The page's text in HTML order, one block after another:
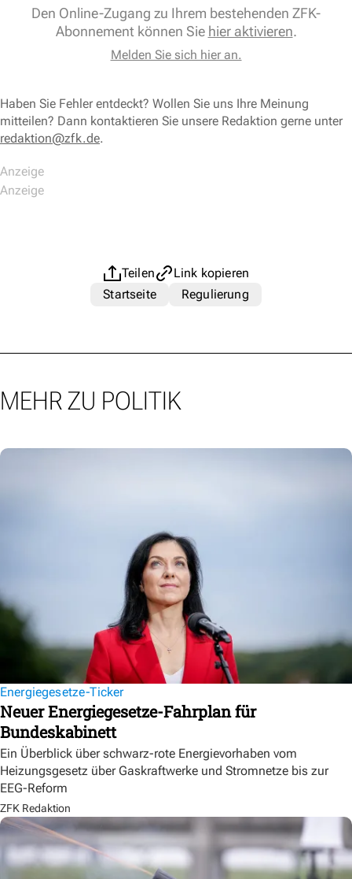
Den Online-Zugang zu Ihrem bestehenden ZFK-
Abonnement können Sie hier aktivieren.
Melden Sie sich hier an.
Haben Sie Fehler entdeckt? Wollen Sie uns Ihre Meinung
mitteilen? Dann kontaktieren Sie unsere Redaktion gerne unter
redaktion@zfk.de.
Teilen
Link kopieren
Startseite
Regulierung
MEHR ZU POLITIK
Energiegesetze-Ticker
Neuer Energiegesetze-Fahrplan für
Bundeskabinett
Ein Überblick über schwarz-rote Energievorhaben vom
Heizungsgesetz über Gaskraftwerke und Stromnetze bis zur
EEG-Reform
ZFK Redaktion